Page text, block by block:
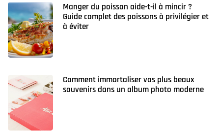
Manger du poisson aide-t-il à mincir ?
Guide complet des poissons à privilégier et
à éviter
Comment immortaliser vos plus beaux
souvenirs dans un album photo moderne